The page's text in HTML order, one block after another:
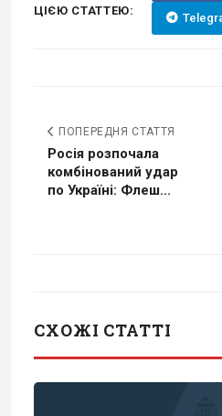
ЦІЄЮ СТАТТЕЮ:
ПОПЕРЕДНЯ СТАТТЯ
Росія розпочала
комбінований удар
по Україні: Флеш...
СХОЖІ СТАТТІ